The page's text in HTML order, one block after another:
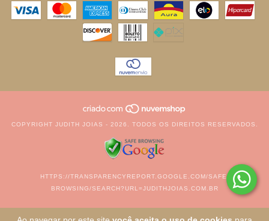
COPYRIGHT JUDITH JOIAS - 2026. TODOS OS DIREITOS RESERVADOS.
HTTPS://TRANSPARENCYREPORT.GOOGLE.COM/SAFE-
BROWSING/SEARCH?URL=JUDITHJOIAS.COM.BR